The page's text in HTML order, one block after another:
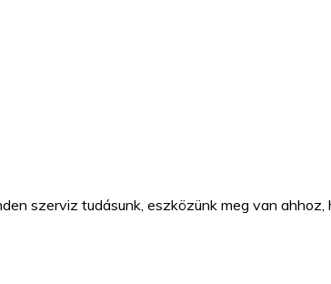
szerviz tudásunk, eszközünk meg van